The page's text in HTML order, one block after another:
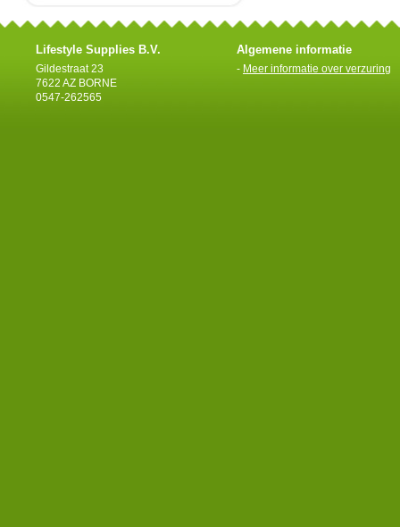
Lifestyle Supplies B.V.
Gildestraat 23
7622 AZ BORNE
0547-262565
Algemene informatie
- Meer informatie over verzuring